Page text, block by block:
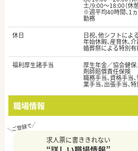
土/9:00～18:00（休
※週平均40時間、1
勤務
休日
日祝、他シフトによ
年始休暇、産育休、
婚葬祭による特別
福利厚生諸手当
厚生年金／協会健
剤師賠償責任保険
職務手当、資格手当
業手当、出張手当、
職場情報
求人票に書ききれない